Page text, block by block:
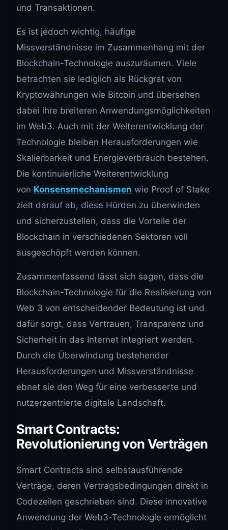
und Transaktionen.
Es ist jedoch wichtig, häufige
Missverständnisse im Zusammenhang mit der
Blockchain-Technologie auszuräumen. Viele
betrachten sie lediglich als Rückgrat von
Kryptowährungen wie Bitcoin und übersehen
dabei ihre breiteren Anwendungsmöglichkeiten
im Web3. Auch mit der Weiterentwicklung der
Technologie bleiben Herausforderungen wie
Skalierbarkeit und Energieverbrauch bestehen.
Die kontinuierliche Weiterentwicklung
von Konsensmechanismen wie Proof of Stake
zielt darauf ab, diese Hürden zu überwinden
und sicherzustellen, dass die Vorteile der
Blockchain in verschiedenen Sektoren voll
ausgeschöpft werden können.
Zusammenfassend lässt sich sagen, dass die
Blockchain-Technologie für die Realisierung von
Web 3 von entscheidender Bedeutung ist und
dafür sorgt, dass Vertrauen, Transparenz und
Sicherheit in das Internet integriert werden.
Durch die Überwindung bestehender
Herausforderungen und Missverständnisse
ebnet sie den Weg für eine verbesserte und
nutzerzentrierte digitale Landschaft.
Smart Contracts:
Revolutionierung von Verträgen
Smart Contracts sind selbstausführende
Verträge, deren Vertragsbedingungen direkt in
Codezeilen geschrieben sind. Diese innovative
Anwendung der Web3-Technologie ermöglicht